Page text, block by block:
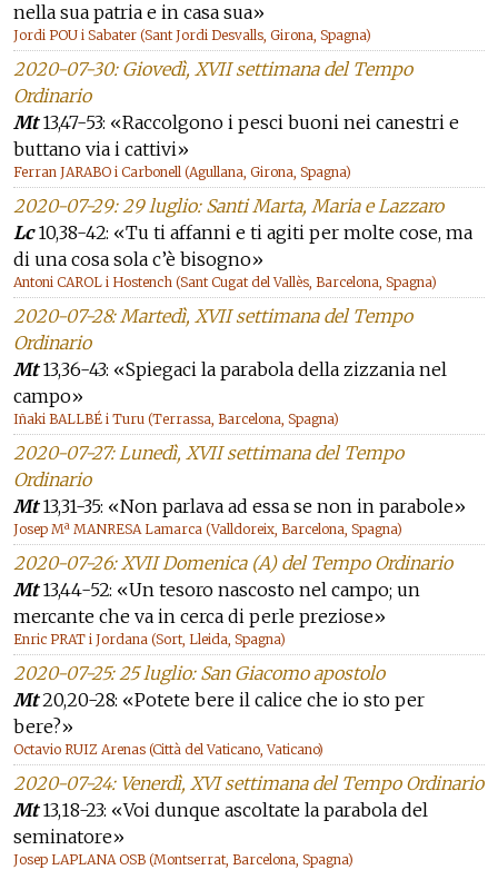
nella sua patria e in casa sua»
Jordi POU i Sabater (Sant Jordi Desvalls, Girona, Spagna)
2020-07-30: Giovedì, XVII settimana del Tempo
Ordinario
Mt13,47-53: «Raccolgono i pesci buoni nei canestri e
buttano via i cattivi»
Ferran JARABO i Carbonell (Agullana, Girona, Spagna)
2020-07-29: 29 luglio: Santi Marta, Maria e Lazzaro
Lc10,38-42: «Tu ti affanni e ti agiti per molte cose, ma
di una cosa sola c’è bisogno»
Antoni CAROL i Hostench (Sant Cugat del Vallès, Barcelona, Spagna)
2020-07-28: Martedì, XVII settimana del Tempo
Ordinario
Mt13,36-43: «Spiegaci la parabola della zizzania nel
campo»
Iñaki BALLBÉ i Turu (Terrassa, Barcelona, Spagna)
2020-07-27: Lunedì, XVII settimana del Tempo
Ordinario
Mt13,31-35: «Non parlava ad essa se non in parabole»
Josep Mª MANRESA Lamarca (Valldoreix, Barcelona, Spagna)
2020-07-26: XVII Domenica (A) del Tempo Ordinario
Mt13,44-52: «Un tesoro nascosto nel campo; un
mercante che va in cerca di perle preziose»
Enric PRAT i Jordana (Sort, Lleida, Spagna)
2020-07-25: 25 luglio: San Giacomo apostolo
Mt20,20-28: «Potete bere il calice che io sto per
bere?»
Octavio RUIZ Arenas (Città del Vaticano, Vaticano)
2020-07-24: Venerdì, XVI settimana del Tempo Ordinario
Mt13,18-23: «Voi dunque ascoltate la parabola del
seminatore»
Josep LAPLANA OSB (Montserrat, Barcelona, Spagna)